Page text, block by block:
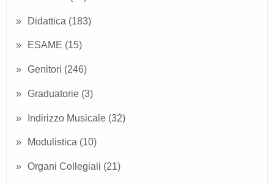
Didattica (183)
ESAME (15)
Genitori (246)
Graduatorie (3)
Indirizzo Musicale (32)
Modulistica (10)
Organi Collegiali (21)